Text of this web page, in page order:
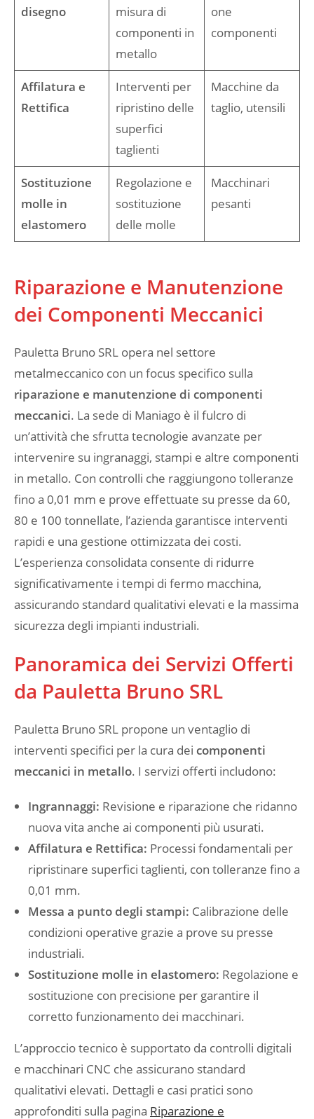
disegno
misura di
componenti in
metallo
one
componenti
Affilatura e
Rettifica
Interventi per
ripristino delle
superfici
taglienti
Macchine da
taglio, utensili
Sostituzione
molle in
elastomero
Regolazione e
sostituzione
delle molle
Macchinari
pesanti
Riparazione e Manutenzione
dei Componenti Meccanici
Pauletta Bruno SRL opera nel settore
metalmeccanico con un focus specifico sulla
riparazione e manutenzione di componenti
meccanici. La sede di Maniago è il fulcro di
un’attività che sfrutta tecnologie avanzate per
intervenire su ingranaggi, stampi e altre componenti
in metallo. Con controlli che raggiungono tolleranze
fino a 0,01 mm e prove effettuate su presse da 60,
80 e 100 tonnellate, l’azienda garantisce interventi
rapidi e una gestione ottimizzata dei costi.
L’esperienza consolidata consente di ridurre
significativamente i tempi di fermo macchina,
assicurando standard qualitativi elevati e la massima
sicurezza degli impianti industriali.
Panoramica dei Servizi Offerti
da Pauletta Bruno SRL
Pauletta Bruno SRL propone un ventaglio di
interventi specifici per la cura dei componenti
meccanici in metallo. I servizi offerti includono:
Ingrannaggi: Revisione e riparazione che ridanno
nuova vita anche ai componenti più usurati.
Affilatura e Rettifica: Processi fondamentali per
ripristinare superfici taglienti, con tolleranze fino a
0,01 mm.
Messa a punto degli stampi: Calibrazione delle
condizioni operative grazie a prove su presse
industriali.
Sostituzione molle in elastomero: Regolazione e
sostituzione con precisione per garantire il
corretto funzionamento dei macchinari.
L’approccio tecnico è supportato da controlli digitali
e macchinari CNC che assicurano standard
qualitativi elevati. Dettagli e casi pratici sono
approfonditi sulla pagina Riparazione e